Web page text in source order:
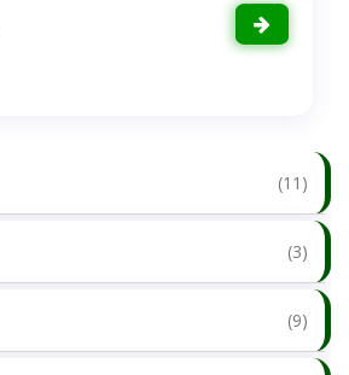
(11)
(3)
(9)